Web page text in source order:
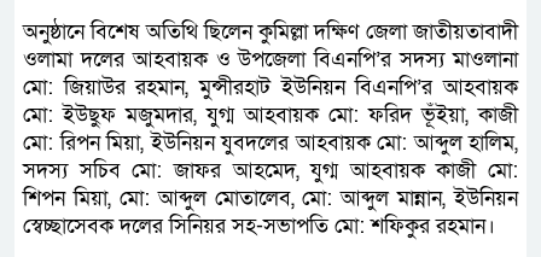
অনুষ্ঠানে বিশেষ অতিথি ছিলেন কুমিল্লা দক্ষিণ জেলা জাতীয়তাবাদী
ওলামা দলের আহবায়ক ও উপজেলা বিএনপি’র সদস্য মাওলানা
মো: জিয়াউর রহমান, মুন্সীরহাট ইউনিয়ন বিএনপি’র আহবায়ক
মো: ইউছুফ মজুমদার, যুগ্ম আহবায়ক মো: ফরিদ ভূঁইয়া, কাজী
মো: রিপন মিয়া, ইউনিয়ন যুবদলের আহবায়ক মো: আব্দুল হালিম,
সদস্য সচিব মো: জাফর আহমেদ, যুগ্ম আহবায়ক কাজী মো:
শিপন মিয়া, মো: আব্দুল মোতালেব, মো: আব্দুল মান্নান, ইউনিয়ন
স্বেচ্ছাসেবক দলের সিনিয়র সহ-সভাপতি মো: শফিকুর রহমান।